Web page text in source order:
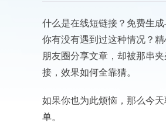
什么是在线短链接？免费生
你有没有遇到过这种情况？
朋友圈分享文章，却被那串
接，效果如何全靠猜。
如果你也为此烦恼，那么今
单。